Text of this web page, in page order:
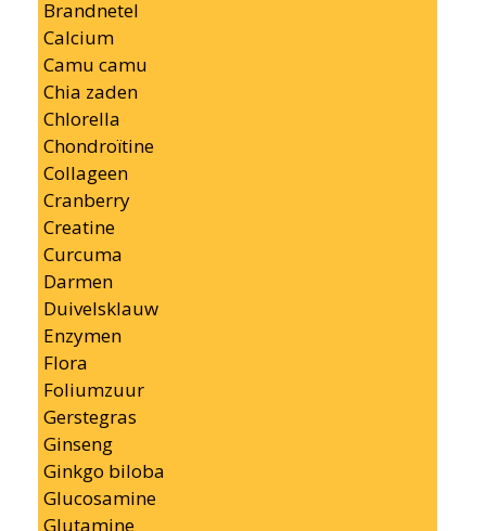
Brandnetel
Calcium
Camu camu
Chia zaden
Chlorella
Chondroïtine
Collageen
Cranberry
Creatine
Curcuma
Darmen
Duivelsklauw
Enzymen
Flora
Foliumzuur
Gerstegras
Ginseng
Ginkgo biloba
Glucosamine
Glutamine